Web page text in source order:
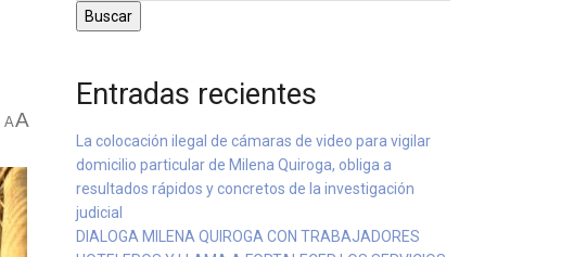
AA
Buscar
Entradas recientes
La colocación ilegal de cámaras de video para vigilar
domicilio particular de Milena Quiroga, obliga a
resultados rápidos y concretos de la investigación
judicial
DIALOGA MILENA QUIROGA CON TRABAJADORES